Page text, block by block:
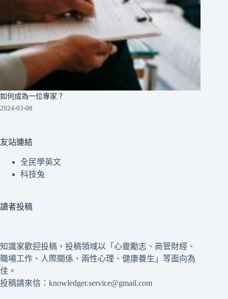
如何成為一位專家？
2024-03-08
友站連結
全民學英文
科技兔
讀者投稿
知識家歡迎投稿，投稿領域以「心靈勵志、商管財經、
職場工作、人際關係、兩性心理、健康養生」等面向為
佳。
投稿請來信：knowledger.service@gmail.com